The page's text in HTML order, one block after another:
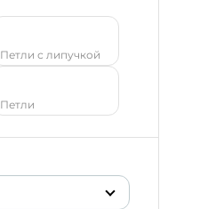
Петли с липучкой
Петли